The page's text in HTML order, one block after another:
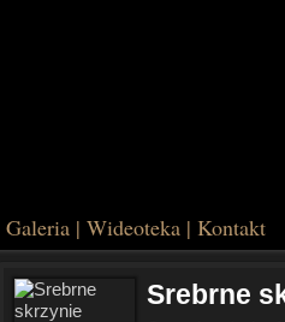
Galeria | Wideoteka | Kontakt
Srebrne